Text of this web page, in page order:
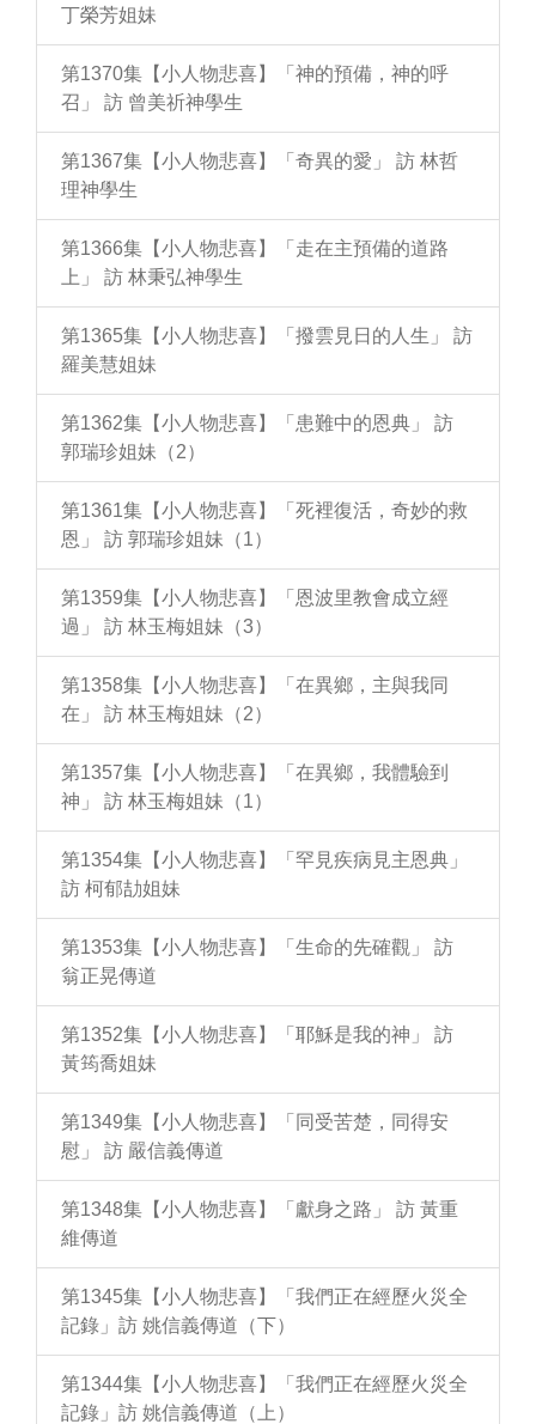
丁榮芳姐妹
第1370集【小人物悲喜】「神的預備，神的呼
召」 訪 曾美祈神學生
第1367集【小人物悲喜】「奇異的愛」 訪 林哲
理神學生
第1366集【小人物悲喜】「走在主預備的道路
上」 訪 林秉弘神學生
第1365集【小人物悲喜】「撥雲見日的人生」 訪
羅美慧姐妹
第1362集【小人物悲喜】「患難中的恩典」 訪
郭瑞珍姐妹（2）
第1361集【小人物悲喜】「死裡復活，奇妙的救
恩」 訪 郭瑞珍姐妹（1）
第1359集【小人物悲喜】「恩波里教會成立經
過」 訪 林玉梅姐妹（3）
第1358集【小人物悲喜】「在異鄉，主與我同
在」 訪 林玉梅姐妹（2）
第1357集【小人物悲喜】「在異鄉，我體驗到
神」 訪 林玉梅姐妹（1）
第1354集【小人物悲喜】「罕見疾病見主恩典」
訪 柯郁劼姐妹
第1353集【小人物悲喜】「生命的先確觀」 訪
翁正晃傳道
第1352集【小人物悲喜】「耶穌是我的神」 訪
黃筠喬姐妹
第1349集【小人物悲喜】「同受苦楚，同得安
慰」 訪 嚴信義傳道
第1348集【小人物悲喜】「獻身之路」 訪 黃重
維傳道
第1345集【小人物悲喜】「我們正在經歷火災全
記錄」訪 姚信義傳道（下）
第1344集【小人物悲喜】「我們正在經歷火災全
記錄」訪 姚信義傳道（上）